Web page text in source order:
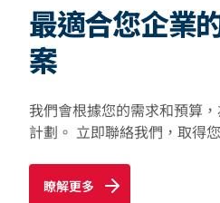
最適合您企業
案
我們會根據您的需求和預算
計劃。 立即聯絡我們，取得
瞭解更多